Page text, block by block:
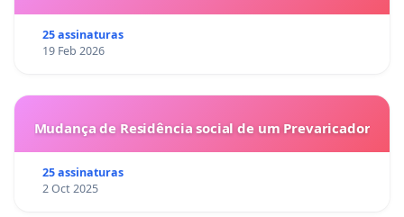
25 assinaturas
19 Feb 2026
Mudança de Residência social de um Prevaricador
25 assinaturas
2 Oct 2025